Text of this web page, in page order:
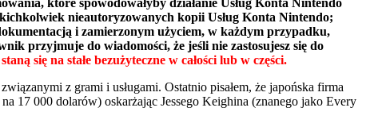
które spowodowałyby działanie Usług Konta Nintendo
nieautoryzowanych kopii Usług Konta Nintendo;
i zamierzonym użyciem, w każdym przypadku,
przyjmuje do wiadomości, że jeśli nie zastosujesz się do
się na stałe bezużyteczne w całości lub w części.
z grami i usługami. Ostatnio pisałem, że japońska firma
17 000 dolarów) oskarżając Jessego Keighina (znanego jako Every